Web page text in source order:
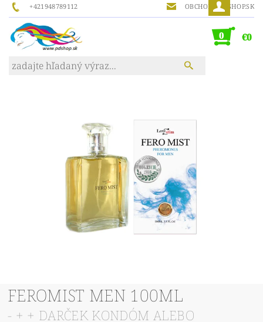
+421948789112 OBCHOD@PDSHOP.SK
0 €0
FEROMIST MEN 100ML
- + + DARČEK KONDÓM ALEBO